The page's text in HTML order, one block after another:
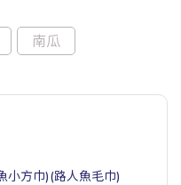
南瓜
小方巾)(路人魚毛巾)